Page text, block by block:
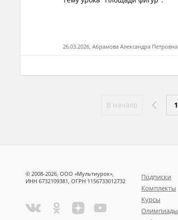
26.03.2026, Абрамова Александра Петровна
В начало 1
© 2008-2026, ООО «Мультиурок»,
ИНН 6732109381, ОГРН 1156733012732
Подписки
Комплекты
Курсы
Олимпиады